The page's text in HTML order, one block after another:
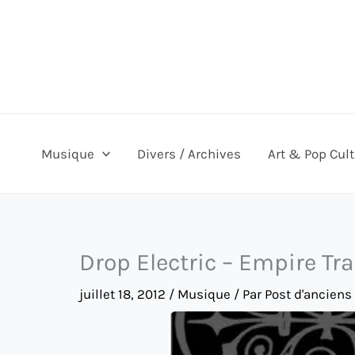
Musique Divers / Archives Art & Pop
Drop Electric – Empire
juillet 18, 2012 / Musique / Par Post